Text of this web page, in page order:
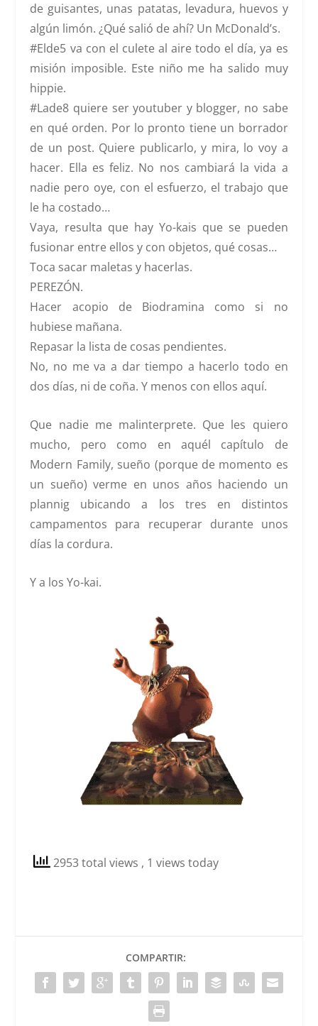
de guisantes, unas patatas, levadura, huevos y
algún limón. ¿Qué salió de ahí? Un McDonald’s.
#Elde5 va con el culete al aire todo el día, ya es
misión imposible. Este niño me ha salido muy
hippie.
#Lade8 quiere ser youtuber y blogger, no sabe
en qué orden. Por lo pronto tiene un borrador
de un post. Quiere publicarlo, y mira, lo voy a
hacer. Ella es feliz. No nos cambiará la vida a
nadie pero oye, con el esfuerzo, el trabajo que
le ha costado…
Vaya, resulta que hay Yo-kais que se pueden
fusionar entre ellos y con objetos, qué cosas…
Toca sacar maletas y hacerlas.
PEREZÓN.
Hacer acopio de Biodramina como si no
hubiese mañana.
Repasar la lista de cosas pendientes.
No, no me va a dar tiempo a hacerlo todo en
dos días, ni de coña. Y menos con ellos aquí.
Que nadie me malinterprete. Que les quiero
mucho, pero como en aquél capítulo de
Modern Family, sueño (porque de momento es
un sueño) verme en unos años haciendo un
plannig ubicando a los tres en distintos
campamentos para recuperar durante unos
días la cordura.
Y a los Yo-kai.
2953 total views , 1 views today
COMPARTIR: